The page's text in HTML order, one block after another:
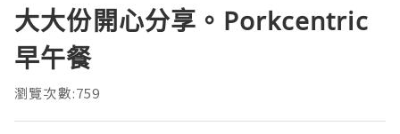
大大份開心分享。Porkcentric
早午餐
瀏覽次數:759